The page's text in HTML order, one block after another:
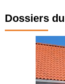
Dossiers